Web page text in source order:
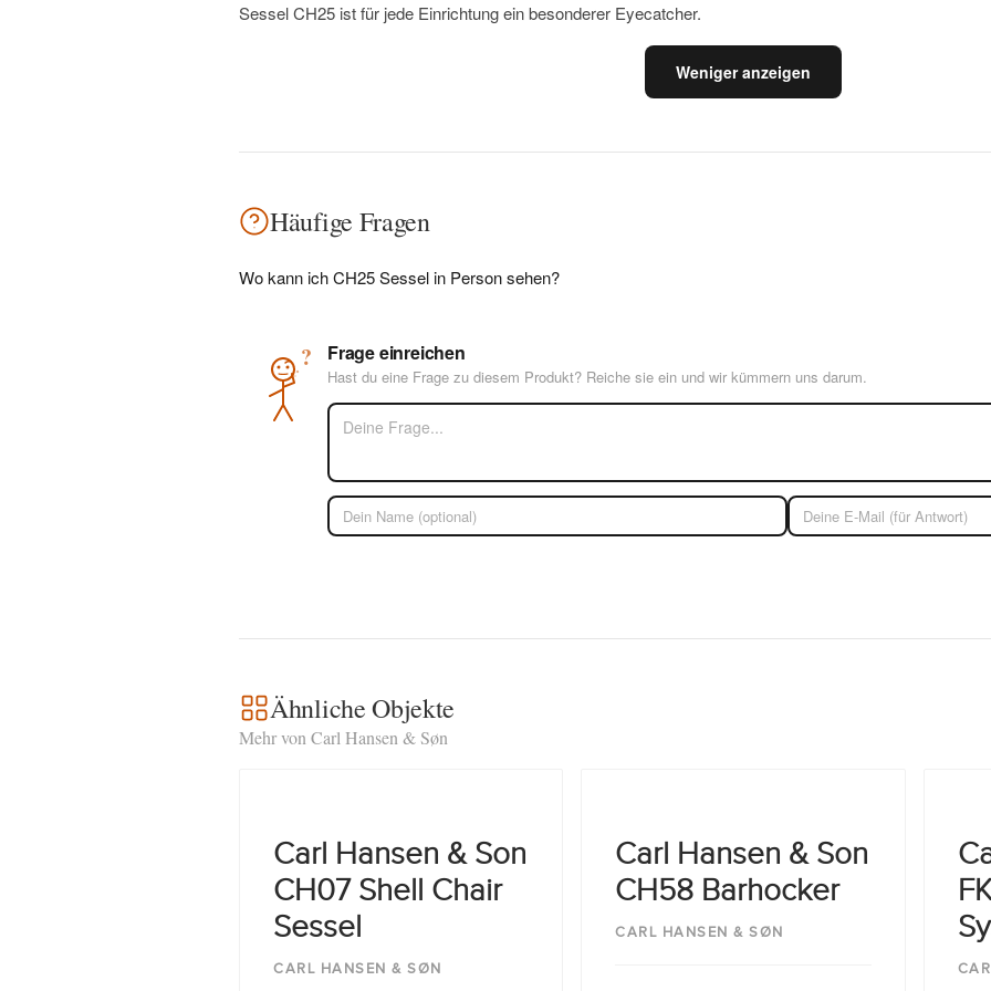
Sessel CH25 ist für jede Einrichtung ein besonderer Eyecatcher.
Weniger anzeigen
Häufige Fragen
Wo kann ich CH25 Sessel in Person sehen?
? Frage einreichen
Hast du eine Frage zu diesem Produkt? Reiche sie ein und wir kümmern uns darum.
Ähnliche Objekte
Mehr von Carl Hansen & Søn
Carl Hansen & Son
CH07 Shell Chair
Sessel
CARL HANSEN & SØN
Carl Hansen & Son
CH58 Barhocker
CARL HANSEN & SØN